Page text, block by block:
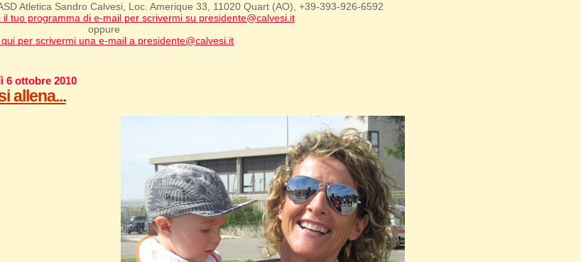
Atletica Sandro Calvesi, Loc. Amerique 33, 11020 Quart (AO), +39-393-926-6592
tuo programma di e-mail per scrivermi su presidente@calvesi.it
oppure
per scrivermi una e-mail a presidente@calvesi.it
6 ottobre 2010
allena...